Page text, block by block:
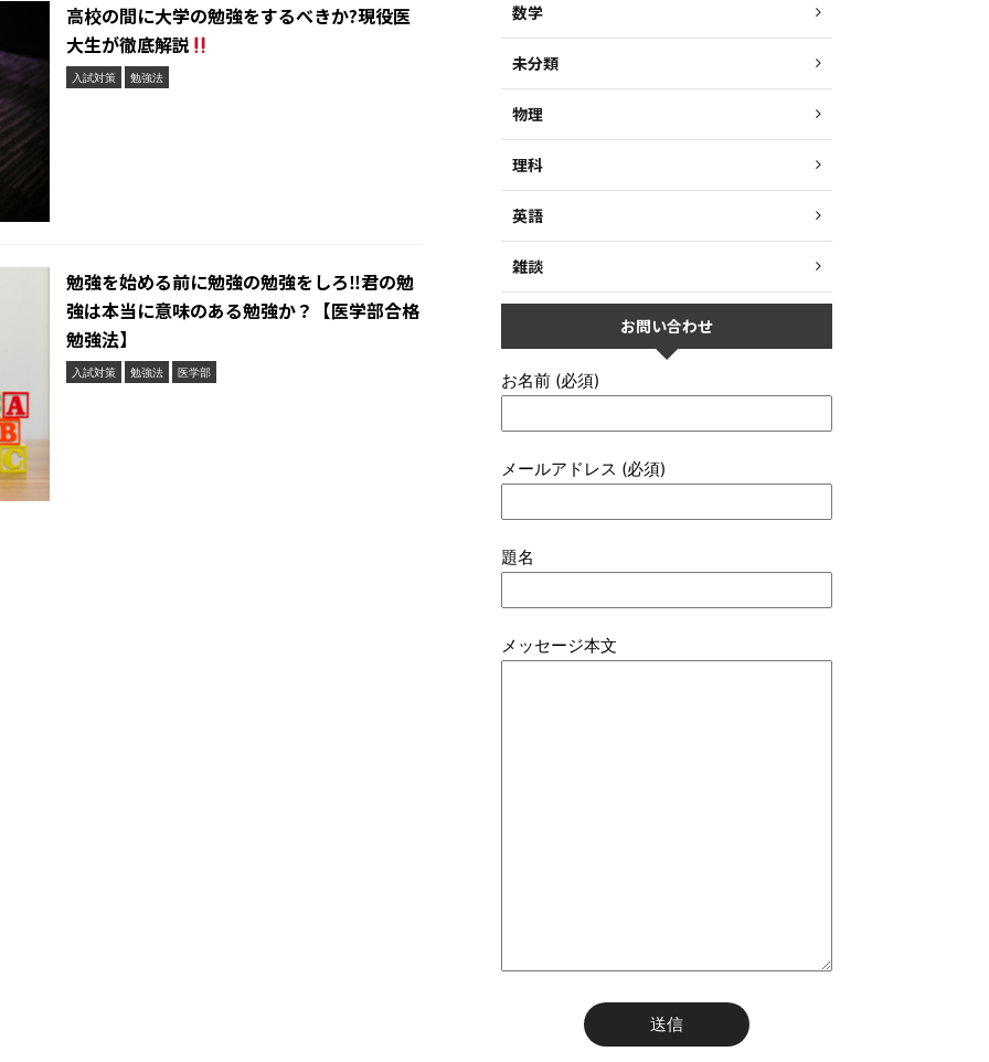
高校の間に大学の勉強をするべきか?現役医
大生が徹底解説
入試対策 勉強法
勉強を始める前に勉強の勉強をしろ‼︎君の勉
強は本当に意味のある勉強か？【医学部合格
勉強法】
入試対策 勉強法 医学部
数学
未分類
物理
理科
英語
雑談
お問い合わせ
お名前 (必須)
メールアドレス (必須)
題名
メッセージ本文